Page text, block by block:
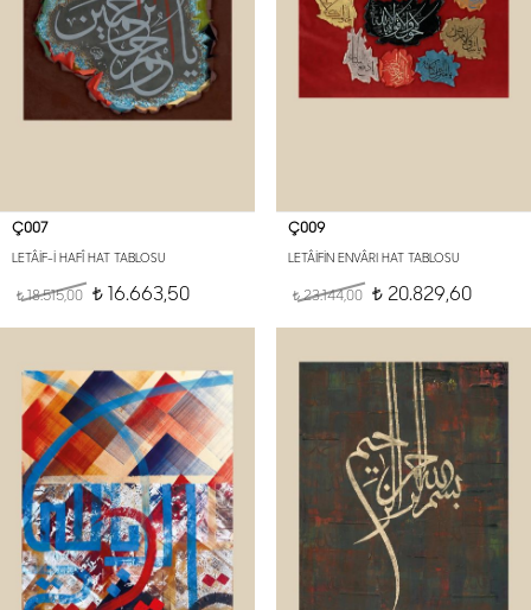
Ç007
LETÂİF-İ HAFÎ HAT TABLOSU
t18.515,00 t 16.663,50
Ç009
LETÂİFİN ENVÂRI HAT TABLOSU
t23.144,00 t20.829,60